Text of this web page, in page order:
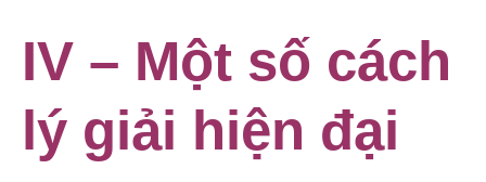
IV – Một số cách
lý giải hiện đại